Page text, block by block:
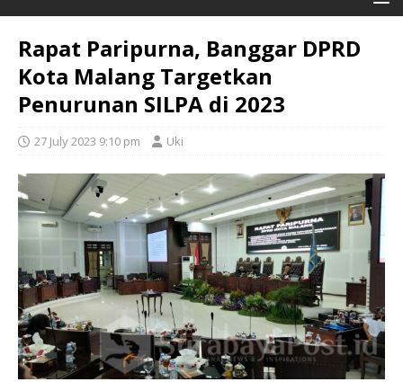
Rapat Paripurna, Banggar DPRD
Kota Malang Targetkan
Penurunan SILPA di 2023
27 July 2023 9:10 pm Uki